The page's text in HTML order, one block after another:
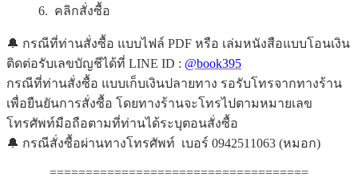
6. คลิกสั่งซื้อ
🔔 กรณีที่ท่านสั่งซื้อ แบบไฟล์ PDF หรือ เล่มหนังสือแบบโอนเงิน
ติดต่อรับเลขบัญชีได้ที่ LINE ID : @book395
กรณีที่ท่านสั่งซื้อ แบบเก็บเงินปลายทาง รอรับโทรจากทางร้าน
เพื่อยืนยันการสั่งซื้อ โดยทางร้านจะโทรไปตามหมายเลข
โทรศัพท์มือถือตามที่ท่านได้ระบุตอนสั่งซื้อ
🔔 กรณีสั่งซื้อผ่านทางโทรศัพท์ เบอร์ 0942511063 (หมอก)
====================================